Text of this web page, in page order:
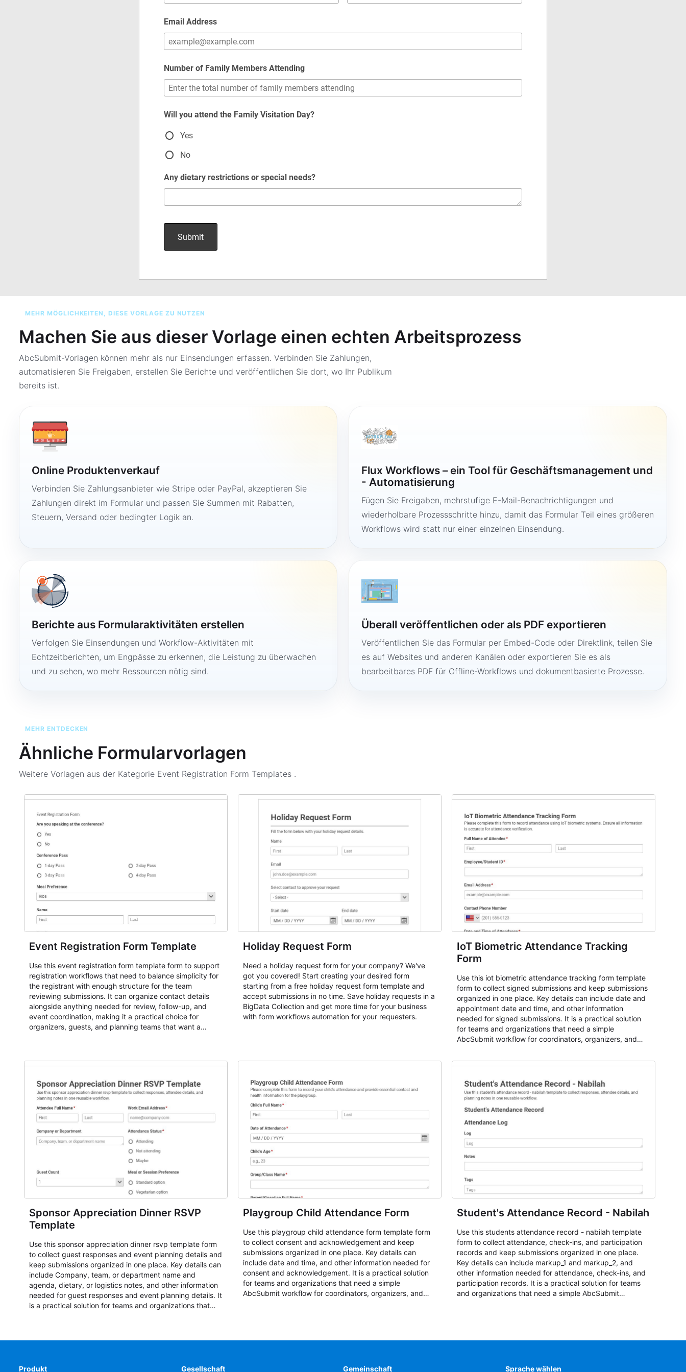
MEHR MÖGLICHKEITEN, DIESE VORLAGE ZU NUTZEN
Machen Sie aus dieser Vorlage einen echten Arbeitsprozess
AbcSubmit-Vorlagen können mehr als nur Einsendungen erfassen. Verbinden Sie Zahlungen,
automatisieren Sie Freigaben, erstellen Sie Berichte und veröffentlichen Sie dort, wo Ihr Publikum
bereits ist.
Online Produktenverkauf
Verbinden Sie Zahlungsanbieter wie Stripe oder PayPal, akzeptieren Sie
Zahlungen direkt im Formular und passen Sie Summen mit Rabatten,
Steuern, Versand oder bedingter Logik an.
Flux Workflows – ein Tool für Geschäftsmanagement und
- Automatisierung
Fügen Sie Freigaben, mehrstufige E-Mail-Benachrichtigungen und
wiederholbare Prozessschritte hinzu, damit das Formular Teil eines größeren
Workflows wird statt nur einer einzelnen Einsendung.
Berichte aus Formularaktivitäten erstellen
Verfolgen Sie Einsendungen und Workflow-Aktivitäten mit
Echtzeitberichten, um Engpässe zu erkennen, die Leistung zu überwachen
und zu sehen, wo mehr Ressourcen nötig sind.
Überall veröffentlichen oder als PDF exportieren
Veröffentlichen Sie das Formular per Embed-Code oder Direktlink, teilen Sie
es auf Websites und anderen Kanälen oder exportieren Sie es als
bearbeitbares PDF für Offline-Workflows und dokumentbasierte Prozesse.
MEHR ENTDECKEN
Ähnliche Formularvorlagen
Weitere Vorlagen aus der Kategorie Event Registration Form Templates .
Event Registration Form Template
Use this event registration form template form to support
registration workflows that need to balance simplicity for
the registrant with enough structure for the team
reviewing submissions. It can organize contact details
alongside anything needed for review, follow-up, and
event coordination, making it a practical choice for
organizers, guests, and planning teams that want a
student enrollment, volunteer registration, business event
responses standardized so organizers can evaluate
submissions, manage next steps, and maintain cleaner
registration records over time.
Holiday Request Form
Need a holiday request form for your company? We've
got you covered! Start creating your desired form
starting from a free holiday request form template and
accept submissions in no time. Save holiday requests in a
BigData Collection and get more time for your business
with form workflows automation for your requesters.
IoT Biometric Attendance Tracking
Form
Use this iot biometric attendance tracking form template
form to collect signed submissions and keep submissions
organized in one place. Key details can include date and
appointment date and time, and other information
needed for signed submissions. It is a practical solution
for teams and organizations that need a simple
AbcSubmit workflow for coordinators, organizers, and
Sponsor Appreciation Dinner RSVP
Template
Use this sponsor appreciation dinner rsvp template form
to collect guest responses and event planning details and
keep submissions organized in one place. Key details can
include Company, team, or department name and
agenda, dietary, or logistics notes, and other information
needed for guest responses and event planning details. It
is a practical solution for teams and organizations that
Playgroup Child Attendance Form
Use this playgroup child attendance form template form
to collect consent and acknowledgement and keep
submissions organized in one place. Key details can
include date and time, and other information needed for
consent and acknowledgement. It is a practical solution
for teams and organizations that need a simple
AbcSubmit workflow for coordinators, organizers, and
Student's Attendance Record - Nabilah
Use this students attendance record - nabilah template
form to collect attendance, check-ins, and participation
records and keep submissions organized in one place.
Key details can include markup_1 and markup_2, and
other information needed for attendance, check-ins, and
participation records. It is a practical solution for teams
and organizations that need a simple AbcSubmit
Produkt Gesellschaft Gemeinschaft Sprache wählen